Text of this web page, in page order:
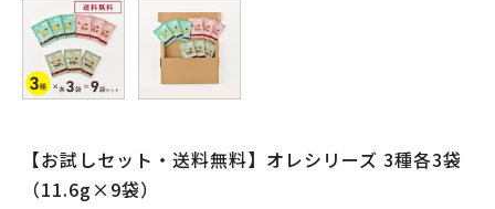
【お試しセット・送料無料】オレシリーズ 3種各3袋
（11.6g×9袋）